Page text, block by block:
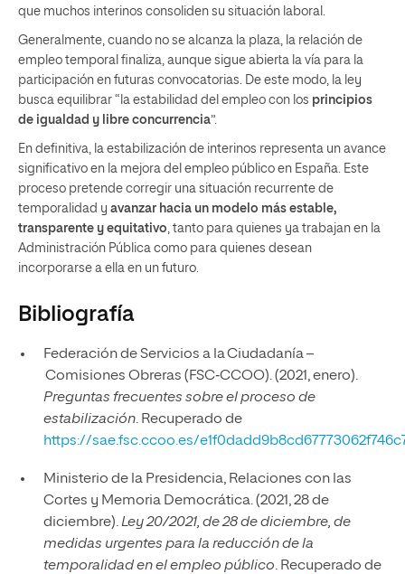
que muchos interinos consoliden su situación laboral.
Generalmente, cuando no se alcanza la plaza, la relación de
empleo temporal finaliza, aunque sigue abierta la vía para la
participación en futuras convocatorias. De este modo, la ley
busca equilibrar “la estabilidad del empleo con los principios
de igualdad y libre concurrencia”.
En definitiva, la estabilización de interinos representa un avance
significativo en la mejora del empleo público en España. Este
proceso pretende corregir una situación recurrente de
temporalidad y avanzar hacia un modelo más estable,
transparente y equitativo, tanto para quienes ya trabajan en la
Administración Pública como para quienes desean
incorporarse a ella en un futuro.
Bibliografía
Federación de Servicios a la Ciudadanía –
Comisiones Obreras (FSC‑CCOO). (2021, enero).
Preguntas frecuentes sobre el proceso de
estabilización. Recuperado de
https://sae.fsc.ccoo.es/
Ministerio de la Presidencia, Relaciones con las
Cortes y Memoria Democrática. (2021, 28 de
diciembre).Ley 20/2021, de 28 de diciembre, de
medidas urgentes para la reducción de la
temporalidad en el empleo público. Recuperado de